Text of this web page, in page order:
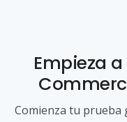
Empieza
Comienza tu prueba